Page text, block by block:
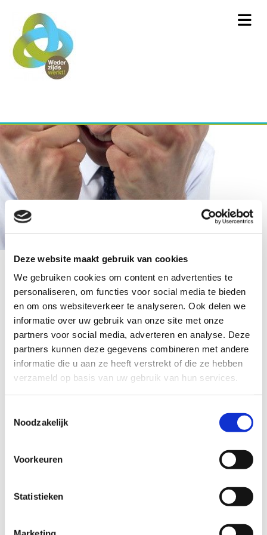
Deze website maakt gebruik van cookies
We gebruiken cookies om content en advertenties te
personaliseren, om functies voor social media te bieden
en om ons websiteverkeer te analyseren. Ook delen we
informatie over uw gebruik van onze site met onze
partners voor social media, adverteren en analyse. Deze
partners kunnen deze gegevens combineren met andere
informatie die u aan ze heeft verstrekt of die ze hebben
verzameld op basis van uw gebruik van hun services.
Noodzakelijk
Voorkeuren
Statistieken
De heling zit in de connectie
“Ik ben een doorbijter”, zegt hij in het eerste coachgesprek.
Het vele thuiswerken heeft zijn tol geëist. Hij mist de
probeert hij in zijn eentje de ideeën uit te werken. Dat
verloopt moeizaam. Toch gaat hij stug door. Met
immers af. De kwaliteit wordt er niet beter op. Ook dat
frustreert hem.
Zeuren wil hij ook niet. Hij wil anderen niet belasten. Het is
toch niet op te lossen. We moeten er gewoon doorheen.